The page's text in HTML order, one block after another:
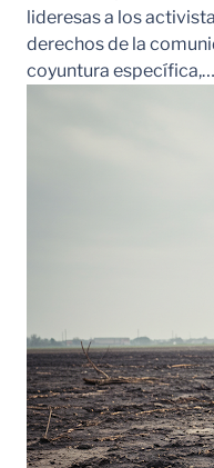
lideresas a los
derechos de la
coyuntura específica,…